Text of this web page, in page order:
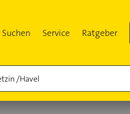
Suchen Service Ratgeber